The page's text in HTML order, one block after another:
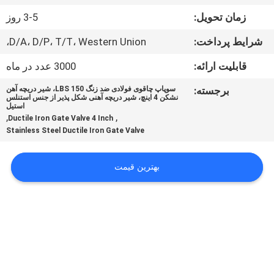
تماس
بگیرید
نقل
قول
زمان تحویل:
3-5 روز
شرایط پرداخت:
D/A، D/P، T/T، Western Union،
قابلیت ارائه:
3000 عدد در ماه
برجسته:
سوپاپ چاقوی فولادی ضد زنگ 150 LBS، شیر دریچه آهن
نشکن 4 اینچ، شیر دریچه آهنی شکل پذیر از جنس استنلس
استیل
,
Ductile Iron Gate Valve 4 Inch
,
Stainless Steel Ductile Iron Gate Valve
بهترین قیمت